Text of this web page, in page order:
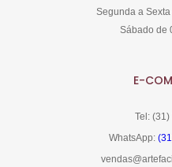
Segunda a
Sábado de
E-
Tel:
WhatsApp: